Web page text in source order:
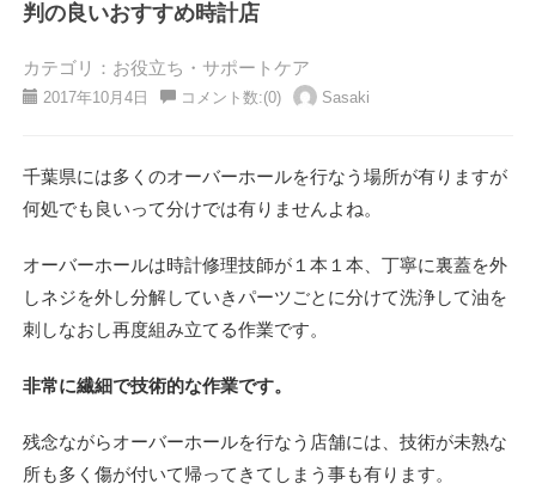
判の良いおすすめ時計店
カテゴリ：お役立ち・サポートケア
2017年10月4日 コメント数:(0) Sasaki
千葉県には多くのオーバーホールを行なう場所が有りますが
何処でも良いって分けでは有りませんよね。
オーバーホールは時計修理技師が１本１本、丁寧に裏蓋を外
しネジを外し分解していきパーツごとに分けて洗浄して油を
刺しなおし再度組み立てる作業です。
非常に繊細で技術的な作業です。
残念ながらオーバーホールを行なう店舗には、技術が未熟な
所も多く傷が付いて帰ってきてしまう事も有ります。